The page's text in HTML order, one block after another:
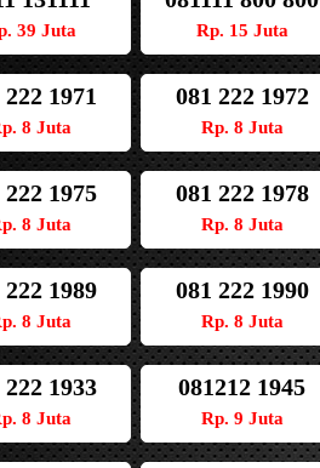
39 Juta Rp. 15 Juta
1971
8 Juta
081 222 1972
Rp. 8 Juta
222 1975
8 Juta
081 222 1978
Rp. 8 Juta
222 1989
8 Juta
081 222 1990
Rp. 8 Juta
222 1933
8 Juta
081212 1945
Rp. 9 Juta